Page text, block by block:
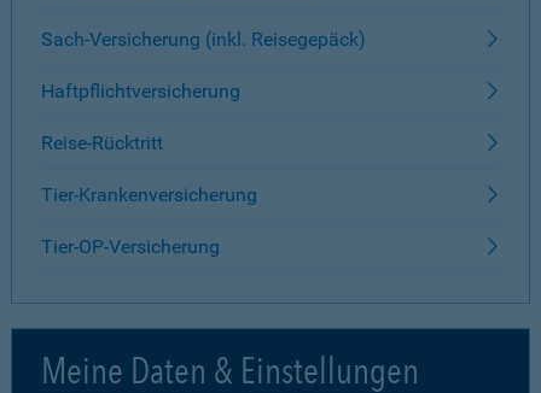
Sach-Versicherung (inkl. Reisegepäck)
Haftpflichtversicherung
Reise-Rücktritt
Tier-Krankenversicherung
Tier-OP-Versicherung
Meine Daten & Einstellungen